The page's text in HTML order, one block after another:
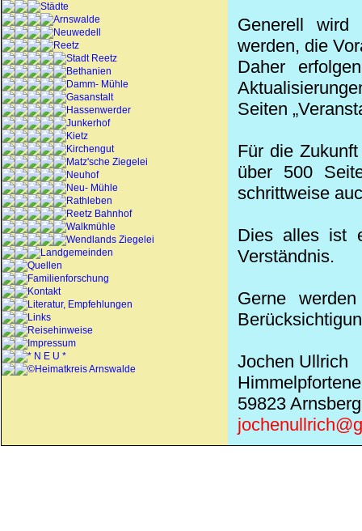
Städte
Arnswalde
Neuwedell
Reetz
Stadt Reetz
Bethanien
Damm- Mühle
Gasanstalt
Hassenwerder
Junkerhof
Kietz
Kirchengut
Matz'sche Ziegelei
Neuhof
Neu- Mühle
Rathleben
Reetz Bahnhof
Walkmühle
Wendlands Ziegelei
Landgemeinden
Quellen
Familienforschung
Kontakt
Literatur, Empfehlungen
Links
Reisehinweise
Impressum
* N E U *
©Heimatkreis Arnswalde
Generell wird
werden, die
Daher
Seiten
Für die
über 500
schrittweise
Dies alles ist
Verständnis.
Gerne
Jochen Ullrich
59823 Arnsberg